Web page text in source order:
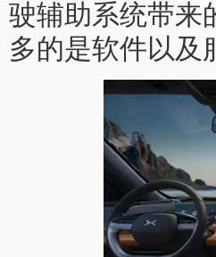
驶辅助系统带来
多的是软件以及